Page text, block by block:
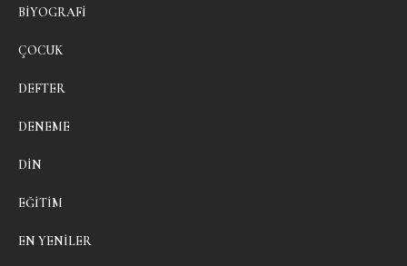
BIYOGRAFI
ÇOCUK
DEFTER
DENEME
DIN
EĞITIM
EN YENILER